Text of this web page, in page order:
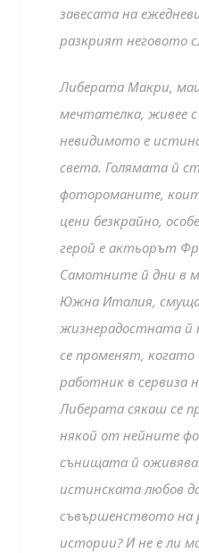
завесата на
разкрият неговото
Либерата Макри,
мечтателка, живее
невидимото е
света. Голямата й
фотороманите,
цени безкрайно,
герой е актьорът
Самотните й дни в
Южна Италия,
жизнерадостната й
се променят,
работник в сервиза
Либерата сякаш се
някой от нейните
сънищата й
истинската любов
съвършенството на
истории? И не е ли